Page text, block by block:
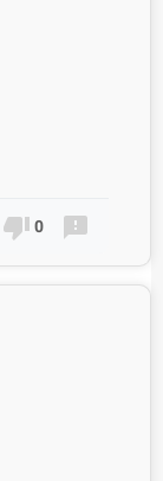
 0 